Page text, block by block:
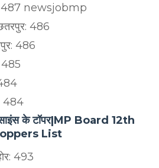
487 newsjobmp
486
486
485
484
साइंस के टॉपर|MP Board 12th
List
493